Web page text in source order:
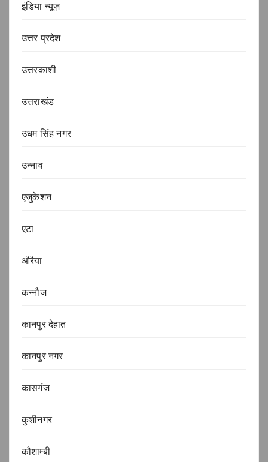
इंडिया न्यूज़
उत्तर प्रदेश
उत्तरकाशी
उत्तराखंड
उधम सिंह नगर
उन्नाव
एजुकेशन
एटा
औरैया
कन्नौज
कानपुर देहात
कानपुर नगर
कासगंज
कुशीनगर
कौशाम्बी